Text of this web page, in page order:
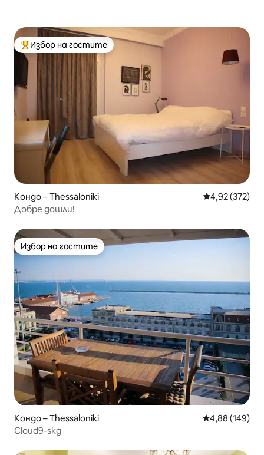
Най-популярен избор на гостите
Избор на гостите
Кондо – Thessaloniki Средна
4,92 (372)
Добре дошли!
Избор на гостите
Избор на гостите
Кондо – Thessaloniki Средна
4,88 (149)
Cloud9-skg